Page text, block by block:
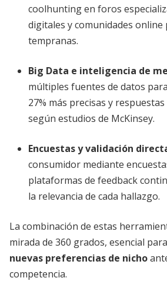
coolhunting en foros
digitales y comunidades online
tempranas.
Big Data e inteligencia de
múltiples fuentes de datos
27% más precisas y
según estudios de McKinsey.
Encuestas y validación
consumidor mediante
plataformas de feedback
la relevancia de cada hallazgo.
La combinación de estas
mirada de 360 grados, esencial
nuevas preferencias de nicho
competencia.